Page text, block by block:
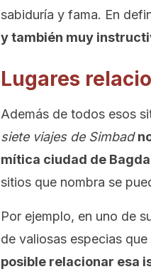
sabiduría y fama. En
y también muy
Lugares
Además de todos esos
siete viajes de Simbad
mítica ciudad de
sitios que nombra se
Por ejemplo, en uno de
de valiosas especias
posible relacionar esa